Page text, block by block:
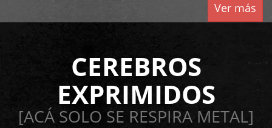
Ver más
CEREBROS
EXPRIMIDOS
[ACÁ SOLO SE RESPIRA METAL]